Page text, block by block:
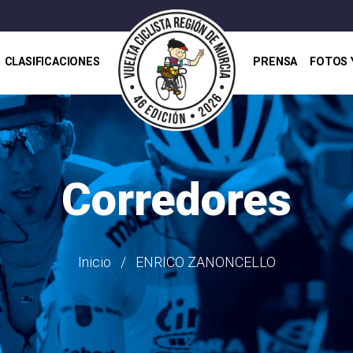
CLASIFICACIONES PRENSA FOTOS
Corredores
Inicio ENRICO ZANONCELLO